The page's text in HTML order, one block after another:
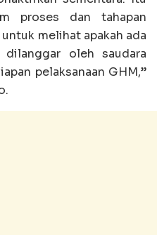
proses dan tahapan
melihat apakah ada
oleh saudara
pelaksanaan GHM,”